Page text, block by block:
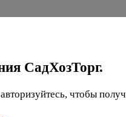
СадХозТорг.
чтобы